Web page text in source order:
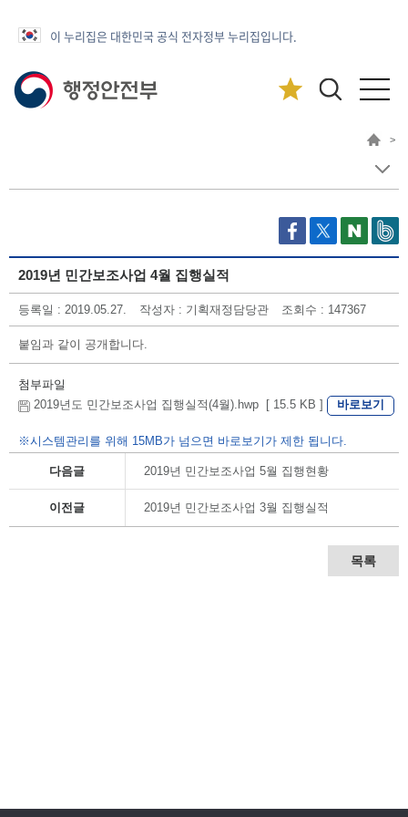
이 누리집은 대한민국 공식 전자정부 누리집입니다.
>
2019년 민간보조사업 4월 집행실적
등록일 : 2019.05.27. 작성자 : 기획재정담당관 조회수 : 147367
붙임과 같이 공개합니다.
첨부파일
2019년도 민간보조사업 집행실적(4월).hwp [ 15.5 KB ]
바로보기
※시스템관리를 위해 15MB가 넘으면 바로보기가 제한 됩니다.
다음글 2019년 민간보조사업 5월 집행현황
이전글 2019년 민간보조사업 3월 집행실적
목록